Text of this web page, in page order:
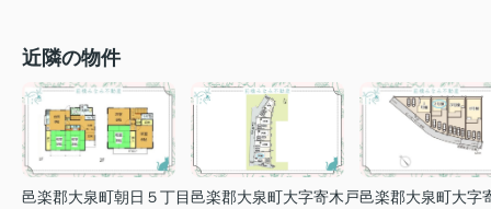
近隣の物件
邑楽郡大泉町朝日５丁目邑楽郡大泉町大字寄木戸邑楽郡大泉町大字